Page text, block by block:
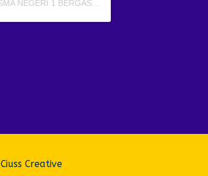
Sebuah kiriman dibagikan oleh SMA NEGERI 1 BERGAS (@smansagas.jaya)
Ciuss Creative